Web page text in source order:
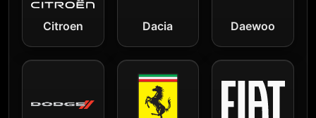
Citroen Dacia Daewoo